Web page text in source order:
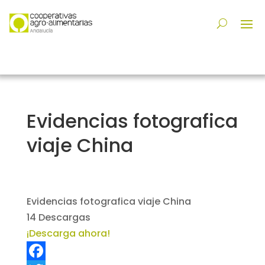
Evidencias fotografica
viaje China
Evidencias fotografica viaje China
14 Descargas
¡Descarga ahora!